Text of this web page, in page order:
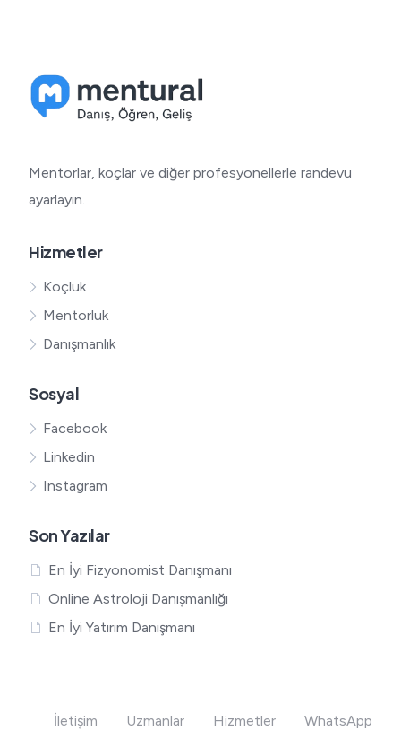
Mentorlar, koçlar ve diğer profesyonellerle randevu
ayarlayın.
Hizmetler
Koçluk
Mentorluk
Danışmanlık
Sosyal
Facebook
Linkedin
Instagram
Son Yazılar
En İyi Fizyonomist Danışmanı
Online Astroloji Danışmanlığı
En İyi Yatırım Danışmanı
İletişim Uzmanlar Hizmetler WhatsApp